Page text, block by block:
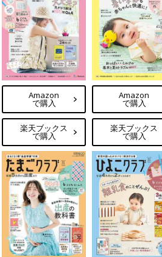
Amazon
で購入
楽天ブックス
で購入
Amazon
で購入
楽天ブックス
で購入